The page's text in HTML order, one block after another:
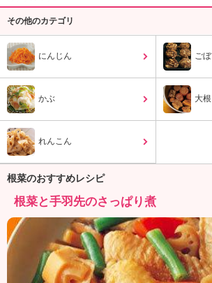
け
。
K
ュ
ョ
ナ
ル
「
み
ん
その他のカテゴリ
にんじん ごぼ
かぶ 大根
れんこん
根菜のおすすめレシピ
根菜と手羽先のさっぱり煮